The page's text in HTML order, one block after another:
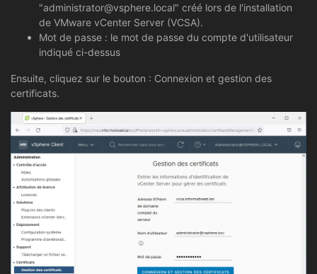
"administrator@vsphere.local" créé lors de l'installation
de VMware vCenter Server (VCSA).
Mot de passe : le mot de passe du compte d'utilisateur
indiqué ci-dessus
Ensuite, cliquez sur le bouton : Connexion et gestion des
certificats.